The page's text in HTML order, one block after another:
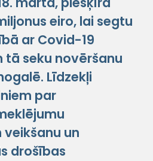
eiro, lai segtu
ar Covid-19
tā seku novēršanu
Līdzekļi
par
veikšanu un
drošības